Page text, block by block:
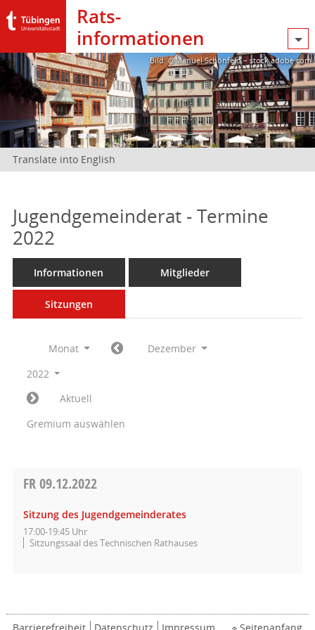
Rats­
informationen
Bild: @Manuel Schönfeld – stock.adobe.com
Translate into English
Jugendgemeinderat - Termine
2022
Informationen Mitglieder
Sitzungen
Monat
Dezember
2022
Aktuell
Gremium auswählen
FR09.12.2022
Sitzung des Jugendgemeinderates
17:00-19:45 Uhr
Sitzungssaal des Technischen Rathauses